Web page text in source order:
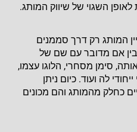
השגוי של שיווק המותג.
המותג רק דרך סממנים
אם מדובר עם שם של
סימן מסחרי, הלוגו עצמו,
לה ועוד. כיום ניתן
כחלק מהמותג והם מכונים